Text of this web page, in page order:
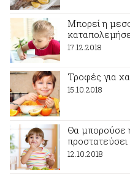
Μπορεί η
17.12.2018
Τροφές για
15.10.2018
Θα μπορούσε
12.10.2018